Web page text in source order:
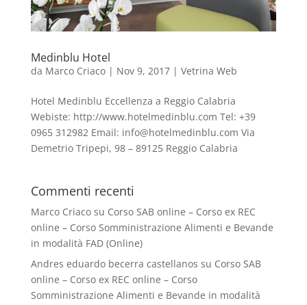
Medinblu Hotel
da Marco Criaco| Nov 9, 2017| Vetrina Web
Hotel Medinblu Eccellenza a Reggio Calabria
Webiste: http://www.hotelmedinblu.com Tel: +39
0965 312982 Email: info@hotelmedinblu.com Via
Demetrio Tripepi, 98 – 89125 Reggio Calabria
Commenti recenti
Marco Criacosu Corso SAB online – Corso ex REC
online – Corso Somministrazione Alimenti e Bevande
in modalità FAD (Online)
Andres eduardo becerra castellanos su Corso SAB
online – Corso ex REC online – Corso
Somministrazione Alimenti e Bevande in modalità